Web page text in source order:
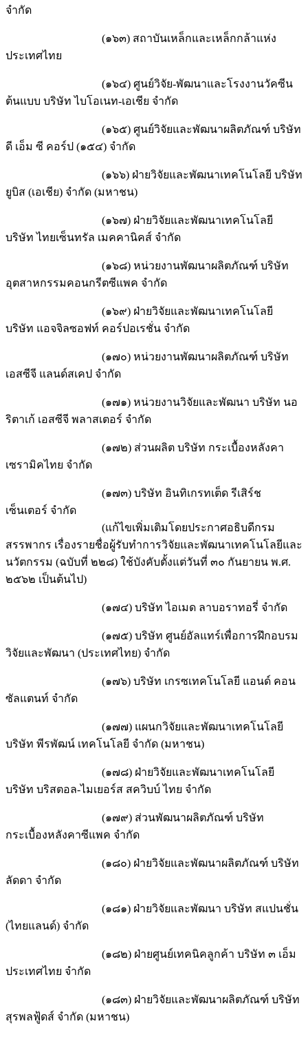
จำกัด
(๑๖๓) สถาบันเหล็กและเหล็กกล้าแห่ง
ประเทศไทย
(๑๖๔) ศูนย์วิจัย-พัฒนาและโรงงานวัคซีน
ต้นแบบ บริษัท ไบโอเนท-เอเชีย จำกัด
(๑๖๕) ศูนย์วิจัยและพัฒนาผลิตภัณฑ์ บริษัท
ดี เอ็ม ซี คอร์ป (๑๕๔) จำกัด
(๑๖๖) ฝ่ายวิจัยและพัฒนาเทคโนโลยี บริษัท
ยูบิส (เอเชีย) จำกัด (มหาชน)
(๑๖๗) ฝ่ายวิจัยและพัฒนาเทคโนโลยี
บริษัท ไทยเซ็นทรัล เมคคานิคส์ จำกัด
(๑๖๘) หน่วยงานพัฒนาผลิตภัณฑ์ บริษัท
อุตสาหกรรมคอนกรีตซีแพค จำกัด
(๑๖๙) ฝ่ายวิจัยและพัฒนาเทคโนโลยี
บริษัท แอจจิลซอฟท์ คอร์ปอเรชั่น จำกัด
(๑๗๐) หน่วยงานพัฒนาผลิตภัณฑ์ บริษัท
เอสซีจี แลนด์สเคป จำกัด
(๑๗๑) หน่วยงานวิจัยและพัฒนา บริษัท นอ
ริตาเก้ เอสซีจี พลาสเตอร์ จำกัด
(๑๗๒) ส่วนผลิต บริษัท กระเบื้องหลังคา
เซรามิคไทย จำกัด
(๑๗๓) บริษัท อินทิเกรทเต็ด รีเสิร์ช
เซ็นเตอร์ จำกัด
(แก้ไขเพิ่มเติมโดยประกาศอธิบดีกรม
สรรพากร เรื่องรายชื่อผู้รับทำการวิจัยและพัฒนาเทคโนโลยีและ
นวัตกรรม (ฉบับที่ ๒๒๘) ใช้บังคับตั้งแต่วันที่ ๓๐ กันยายน พ.ศ.
๒๕๖๒ เป็นต้นไป)
(๑๗๔) บริษัท ไอเมด ลาบอราทอรี่ จำกัด
(๑๗๕) บริษัท ศูนย์อัลแทร์เพื่อการฝึกอบรม
วิจัยและพัฒนา (ประเทศไทย) จำกัด
(๑๗๖) บริษัท เกรซเทคโนโลยี แอนด์ คอน
ซัลแตนท์ จำกัด
(๑๗๗) แผนกวิจัยและพัฒนาเทคโนโลยี
บริษัท พีรพัฒน์ เทคโนโลยี จำกัด (มหาชน)
(๑๗๘) ฝ่ายวิจัยและพัฒนาเทคโนโลยี
บริษัท บริสตอล-ไมเยอร์ส สควิบบ์ ไทย จำกัด
(๑๗๙) ส่วนพัฒนาผลิตภัณฑ์ บริษัท
กระเบื้องหลังคาซีแพค จำกัด
(๑๘๐) ฝ่ายวิจัยและพัฒนาผลิตภัณฑ์ บริษัท
ลัดดา จำกัด
(๑๘๑) ฝ่ายวิจัยและพัฒนา บริษัท สแปนชั่น
(ไทยแลนด์) จำกัด
(๑๘๒) ฝ่ายศูนย์เทคนิคลูกค้า บริษัท ๓ เอ็ม
ประเทศไทย จำกัด
(๑๘๓) ฝ่ายวิจัยและพัฒนาผลิตภัณฑ์ บริษัท
สุรพลฟู้ดส์ จำกัด (มหาชน)